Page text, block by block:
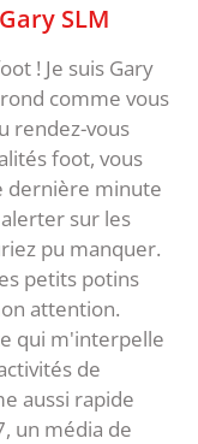
Gary SLM
! Je suis Gary
comme vous
rendez-vous
foot, vous
dernière minute
sur les
pu manquer.
petits potins
attention.
qui m'interpelle
de
aussi rapide
un média de